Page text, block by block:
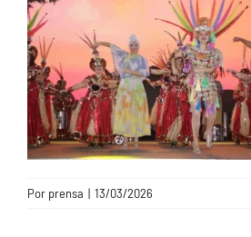
CONTACTO
Por prensa | 13/03/2026